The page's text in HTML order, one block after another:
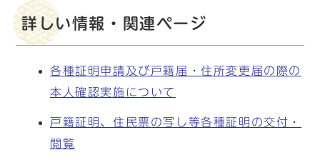
詳しい情報・関連ページ
各種証明申請及び戸籍届・住所変更届の際の
本人確認実施について
戸籍証明、住民票の写し等各種証明の交付・
閲覧